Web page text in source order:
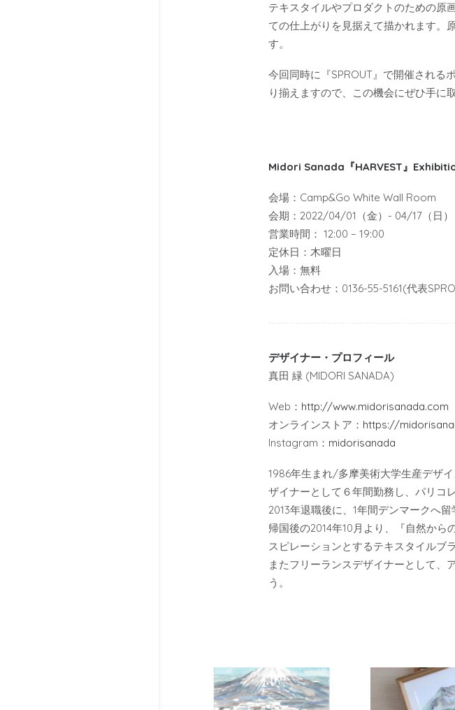
テキスタイルやプロダクトのための原
ての仕上がりを見据えて描かれます。
す。
今回同時に『SPROUT』で開催され
り揃えますので、この機会にぜひ手に
Midori Sanada『HARVEST』
会場：Camp&Go White Wall Room
会期：2022/04/01（金）- 04/17（日）
営業時間： 12:00 – 19:00
定休日：木曜日
入場：無料
お問い合わせ：0136-55-5161(代表
デザイナー・プロフィール
真田 緑 (MIDORI SANADA)
Web： http://www.midorisanada.com
オンラインストア： https://
Instagram： midorisanada
1986年生まれ/多摩美術大学生産デザ
ザイナーとして６年間勤務し、パリコ
2013年退職後に、1年間デンマークへ留
帰国後の2014年10月より、『自然か
スピレーションとするテキスタイル
またフリーランスデザイナーとして、
う。